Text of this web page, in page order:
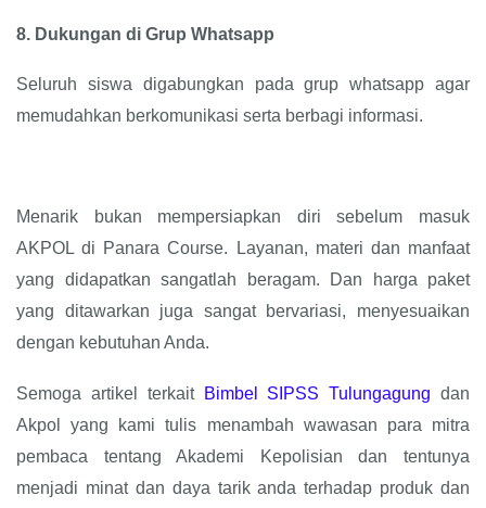
8. Dukungan di Grup Whatsapp
Seluruh siswa digabungkan pada grup whatsapp agar
memudahkan berkomunikasi serta berbagi informasi.
Menarik bukan mempersiapkan diri sebelum masuk
AKPOL di Panara Course. Layanan, materi dan manfaat
yang didapatkan sangatlah beragam. Dan harga paket
yang ditawarkan juga sangat bervariasi, menyesuaikan
dengan kebutuhan Anda.
Semoga artikel terkait Bimbel SIPSS Tulungagung dan
Akpol yang kami tulis menambah wawasan para mitra
pembaca tentang Akademi Kepolisian dan tentunya
menjadi minat dan daya tarik anda terhadap produk dan